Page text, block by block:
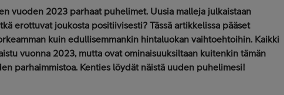
vuoden 2023 parhaat puhelimet. Uusia malleja julkaistaan
erottuvat joukosta positiivisesti? Tässä artikkelissa pääset
kuin edullisemmankin hintaluokan vaihtoehtoihin. Kaikki
vuonna 2023, mutta ovat ominaisuuksiltaan kuitenkin tämän
parhaimmistoa. Kenties löydät näistä uuden puhelimesi!